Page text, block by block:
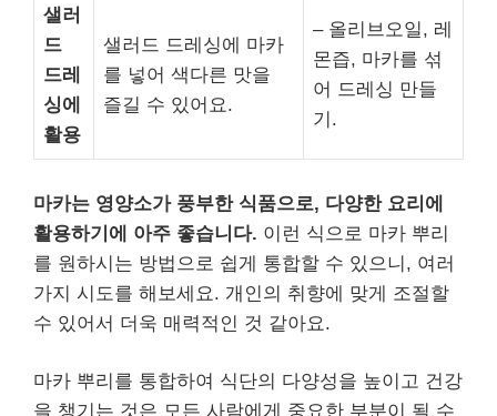
샐러
드
드레
싱에
활용
샐러드 드레싱에 마카
를 넣어 색다른 맛을
즐길 수 있어요.
– 올리브오일, 레
몬즙, 마카를 섞
어 드레싱 만들
기.
마카는 영양소가 풍부한 식품으로, 다양한 요리에
활용하기에 아주 좋습니다. 이런 식으로 마카 뿌리
를 원하시는 방법으로 쉽게 통합할 수 있으니, 여러
가지 시도를 해보세요. 개인의 취향에 맞게 조절할
수 있어서 더욱 매력적인 것 같아요.
마카 뿌리를 통합하여 식단의 다양성을 높이고 건강
을 챙기는 것은 모든 사람에게 중요한 부분이 될 수